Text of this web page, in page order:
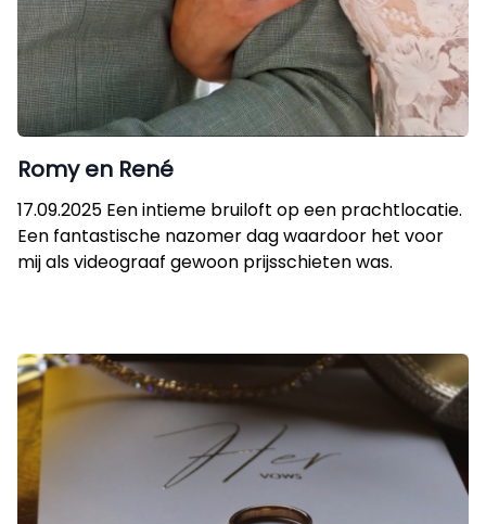
Romy en René
17.09.2025 Een intieme bruiloft op een prachtlocatie.
Een fantastische nazomer dag waardoor het voor
mij als videograaf gewoon prijsschieten was.